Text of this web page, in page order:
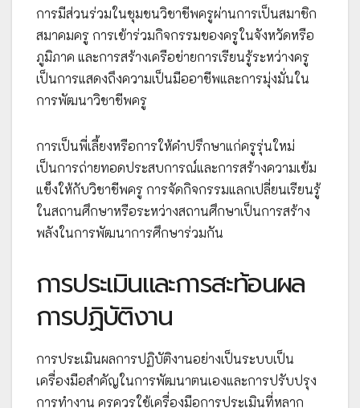
การมีส่วนร่วมในชุมชนวิชาชีพครูผ่านการเป็นสมาชิก
สมาคมครู การเข้าร่วมกิจกรรมของครูในจังหวัดหรือ
ภูมิภาค และการสร้างเครือข่ายการเรียนรู้ระหว่างครู
เป็นการแสดงถึงความเป็นมืออาชีพและการมุ่งมั่นใน
การพัฒนาวิชาชีพครู
การเป็นพี่เลี้ยงหรือการให้คำปรึกษาแก่ครูรุ่นใหม่
เป็นการถ่ายทอดประสบการณ์และการสร้างความเข้ม
แข็งให้กับวิชาชีพครู การจัดกิจกรรมแลกเปลี่ยนเรียนรู้
ในสถานศึกษาหรือระหว่างสถานศึกษาเป็นการสร้าง
พลังในการพัฒนาการศึกษาร่วมกัน
การประเมินและการสะท้อนผล
การปฏิบัติงาน
การประเมินผลการปฏิบัติงานอย่างเป็นระบบเป็น
เครื่องมือสำคัญในการพัฒนาตนเองและการปรับปรุง
การทำงาน ครูควรใช้เครื่องมือการประเมินที่หลาก